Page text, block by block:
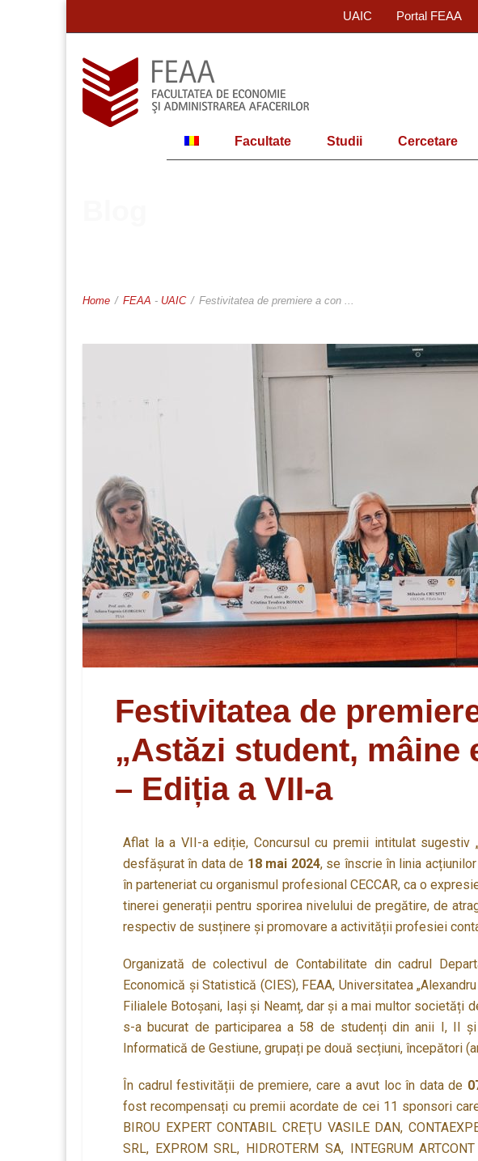
UAIC Portal FEAA
Facultate Studii Cercetare
Home / FEAA - UAIC / Festivitatea de premiere a con ...
Festivitatea de
„Astăzi student, mâine
– Ediția a VII-a
Aflat la a VII-a ediție, Concursul cu premii intitulat sugestiv
desfășurat în data de 18 mai 2024, se înscrie în linia
în parteneriat cu organismul profesional CECCAR, ca o
tinerei generații pentru sporirea nivelului de pregătire, de
respectiv de susținere și promovare a activității profesiei
Organizată de colectivul de Contabilitate din cadrul
Economică și Statistică (CIES), FEAA, Universitatea
Filialele Botoșani, Iași și Neamț, dar și a mai multor societăți
s-a bucurat de participarea a 58 de studenți din anii I, II
Informatică de Gestiune, grupați pe două secțiuni, începători
În cadrul festivității de premiere, care a avut loc în data de
fost recompensați cu premii acordate de cei 11 sponsori
BIROU EXPERT CONTABIL CREŢU VASILE DAN,
SRL, EXPROM SRL, HIDROTERM SA, INTEGRUM